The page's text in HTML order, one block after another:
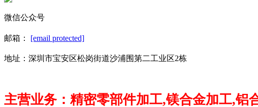
微信公众号
邮箱： [email protected]
地址：深圳市宝安区松岗街道沙浦围第二工业区2栋
主营业务：精密零部件加工,镁合金加工,铝